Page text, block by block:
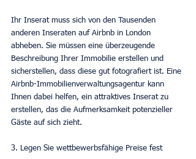
Ihr Inserat muss sich von den Tausenden
anderen Inseraten auf Airbnb in London
abheben. Sie müssen eine überzeugende
Beschreibung Ihrer Immobilie erstellen und
sicherstellen, dass diese gut fotografiert ist. Eine
Airbnb-Immobilienverwaltungsagentur kann
Ihnen dabei helfen, ein attraktives Inserat zu
erstellen, das die Aufmerksamkeit potenzieller
Gäste auf sich zieht.
3. Legen Sie wettbewerbsfähige Preise fest